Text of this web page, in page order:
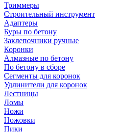
Триммеры
Строительный инструмент
Адаптеры
Буры по бетону
Заклепочники ручные
Коронки
Алмазные по бетону
По бетону в сборе
Сегменты для коронок
Удлинители для коронок
Лестницы
Ломы
Ножи
Ножовки
Пики